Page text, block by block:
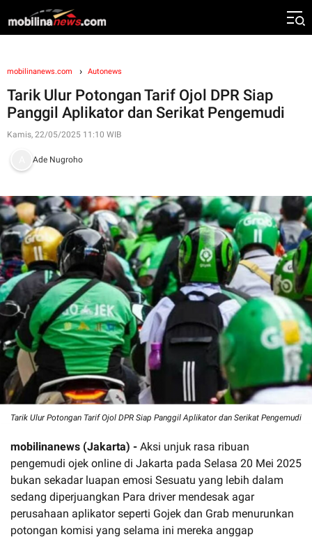
mobilinanews.com Autonews
Tarik Ulur Potongan Tarif Ojol DPR Siap
Panggil Aplikator dan Serikat Pengemudi
Kamis, 22/05/2025 11:10 WIB
Ade Nugroho
Tarik Ulur Potongan Tarif Ojol DPR Siap Panggil Aplikator dan Serikat Pengemudi
mobilinanews (Jakarta) - Aksi unjuk rasa ribuan
pengemudi ojek online di Jakarta pada Selasa 20 Mei 2025
bukan sekadar luapan emosi Sesuatu yang lebih dalam
sedang diperjuangkan Para driver mendesak agar
perusahaan aplikator seperti Gojek dan Grab menurunkan
potongan komisi yang selama ini mereka anggap